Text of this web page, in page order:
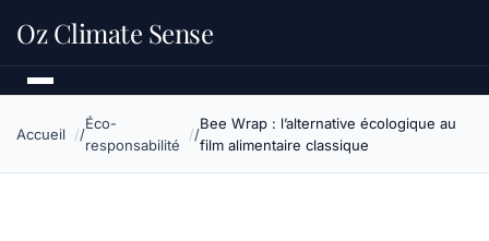
Oz Climate Sense
Accueil
Éco-
responsabilité
Bee Wrap : l’alternative écologique au
film alimentaire classique